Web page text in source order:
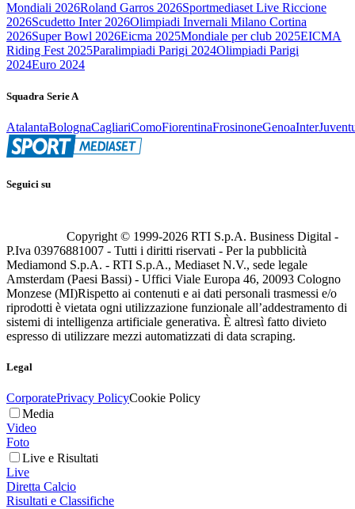
Mondiali 2026Roland Garros 2026Sportmediaset Live Riccione
2026Scudetto Inter 2026Olimpiadi Invernali Milano Cortina
2026Super Bowl 2026Eicma 2025Mondiale per club 2025EICMA
Riding Fest 2025Paralimpiadi Parigi 2024Olimpiadi Parigi
2024Euro 2024
Squadra Serie A
AtalantaBolognaCagliariComoFiorentinaFrosinoneGenoaInter
Seguici su
Copyright © 1999-2026 RTI S.p.A. Business Digital -
P.Iva 03976881007 - Tutti i diritti riservati - Per la pubblicità
Mediamond S.p.A. - RTI S.p.A., Mediaset N.V., sede legale
Amsterdam (Paesi Bassi) - Uffici Viale Europa 46, 20093 Cologno
Monzese (MI)Rispetto ai contenuti e ai dati personali trasmessi e/o
riprodotti è vietata ogni utilizzazione funzionale all’addestramento di
sistemi di intelligenza artificiale generativa. È altresì fatto divieto
espresso di utilizzare mezzi automatizzati di data scraping.
Legal
CorporatePrivacy PolicyCookie Policy
Media
Video
Foto
Live e Risultati
Live
Diretta Calcio
Risultati e Classifiche